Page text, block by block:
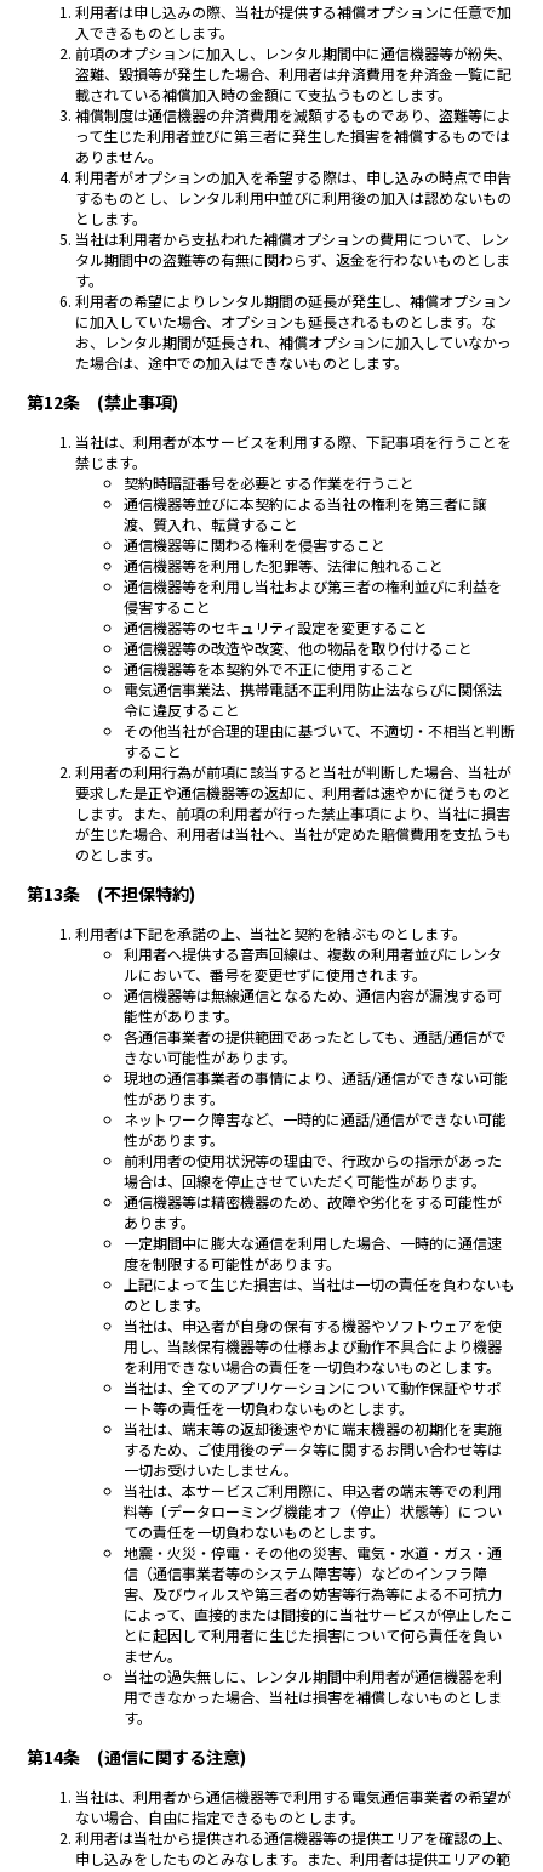
利用者は申し込みの際、当社が提供する補償オプションに任意で加
入できるものとします。
前項のオプションに加入し、レンタル期間中に通信機器等が紛失、
盗難、毀損等が発生した場合、利用者は弁済費用を弁済金一覧に記
載されている補償加入時の金額にて支払うものとします。
補償制度は通信機器の弁済費用を減額するものであり、盗難等によ
って生じた利用者並びに第三者に発生した損害を補償するものでは
ありません。
利用者がオプションの加入を希望する際は、申し込みの時点で申告
するものとし、レンタル利用中並びに利用後の加入は認めないもの
とします。
当社は利用者から支払われた補償オプションの費用について、レン
タル期間中の盗難等の有無に関わらず、返金を行わないものとしま
す。
利用者の希望によりレンタル期間の延長が発生し、補償オプション
に加入していた場合、オプションも延長されるものとします。な
お、レンタル期間が延長され、補償オプションに加入していなかっ
た場合は、途中での加入はできないものとします。
第12条 (禁止事項)
当社は、利用者が本サービスを利用する際、下記事項を行うことを
禁じます。
契約時暗証番号を必要とする作業を行うこと
通信機器等並びに本契約による当社の権利を第三者に譲
渡、質入れ、転貸すること
通信機器等に関わる権利を侵害すること
通信機器等を利用した犯罪等、法律に触れること
通信機器等を利用し当社および第三者の権利並びに利益を
侵害すること
通信機器等のセキュリティ設定を変更すること
通信機器等の改造や改変、他の物品を取り付けること
通信機器等を本契約外で不正に使用すること
電気通信事業法、携帯電話不正利用防止法ならびに関係法
令に違反すること
その他当社が合理的理由に基づいて、不適切・不相当と判断
すること
利用者の利用行為が前項に該当すると当社が判断した場合、当社が
要求した是正や通信機器等の返却に、利用者は速やかに従うものと
します。また、前項の利用者が行った禁止事項により、当社に損害
が生じた場合、利用者は当社へ、当社が定めた賠償費用を支払うも
のとします。
第13条 (不担保特約)
利用者は下記を承諾の上、当社と契約を結ぶものとします。
利用者へ提供する音声回線は、複数の利用者並びにレンタ
ルにおいて、番号を変更せずに使用されます。
通信機器等は無線通信となるため、通信内容が漏洩する可
能性があります。
各通信事業者の提供範囲であったとしても、通話/通信がで
きない可能性があります。
現地の通信事業者の事情により、通話/通信ができない可能
性があります。
ネットワーク障害など、一時的に通話/通信ができない可能
性があります。
前利用者の使用状況等の理由で、行政からの指示があった
場合は、回線を停止させていただく可能性があります。
通信機器等は精密機器のため、故障や劣化をする可能性が
あります。
一定期間中に膨大な通信を利用した場合、一時的に通信速
度を制限する可能性があります。
上記によって生じた損害は、当社は一切の責任を負わないも
のとします。
当社は、申込者が自身の保有する機器やソフトウェアを使
用し、当該保有機器等の仕様および動作不具合により機器
を利用できない場合の責任を一切負わないものとします。
当社は、全てのアプリケーションについて動作保証やサポ
ート等の責任を一切負わないものとします。
当社は、端末等の返却後速やかに端末機器の初期化を実施
するため、ご使用後のデータ等に関するお問い合わせ等は
一切お受けいたしません。
当社は、本サービスご利用際に、申込者の端末等での利用
料等〔データローミング機能オフ（停止）状態等〕につい
ての責任を一切負わないものとします。
地震・火災・停電・その他の災害、電気・水道・ガス・通
信（通信事業者等のシステム障害等）などのインフラ障
害、及びウィルスや第三者の妨害等行為等による不可抗力
によって、直接的または間接的に当社サービスが停止したこ
とに起因して利用者に生じた損害について何ら責任を負い
ません。
当社の過失無しに、レンタル期間中利用者が通信機器を利
用できなかった場合、当社は損害を補償しないものとしま
す。
第14条 (通信に関する注意)
当社は、利用者から通信機器等で利用する電気通信事業者の希望が
ない場合、自由に指定できるものとします。
利用者は当社から提供される通信機器等の提供エリアを確認の上、
申し込みをしたものとみなします。また、利用者は提供エリアの範